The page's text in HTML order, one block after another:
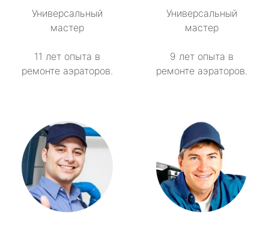
Универсальный
мастер
11 лет опыта в
ремонте аэраторов.
Универсальный
мастер
9 лет опыта в
ремонте аэраторов.